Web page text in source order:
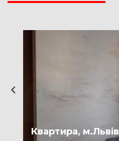
Квартира, м.Львів